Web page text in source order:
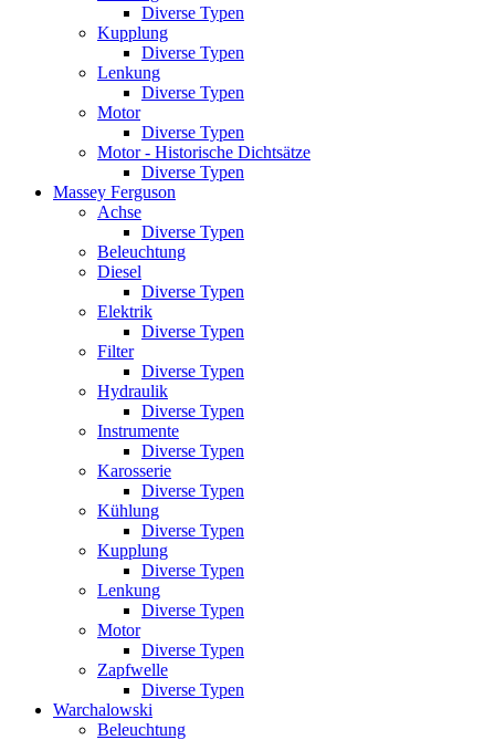
Diverse Typen
Kupplung
Diverse Typen
Lenkung
Diverse Typen
Motor
Diverse Typen
Motor - Historische Dichtsätze
Diverse Typen
Massey Ferguson
Achse
Diverse Typen
Beleuchtung
Diesel
Diverse Typen
Elektrik
Diverse Typen
Filter
Diverse Typen
Hydraulik
Diverse Typen
Instrumente
Diverse Typen
Karosserie
Diverse Typen
Kühlung
Diverse Typen
Kupplung
Diverse Typen
Lenkung
Diverse Typen
Motor
Diverse Typen
Zapfwelle
Diverse Typen
Warchalowski
Beleuchtung